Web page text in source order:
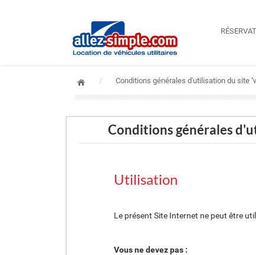
Conditions générales d'utilisation du site
Conditions générales
Utilisation
Le présent Site Internet ne peut être
Vous ne devez pas :